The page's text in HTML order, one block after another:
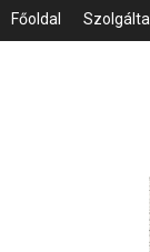
Főoldal